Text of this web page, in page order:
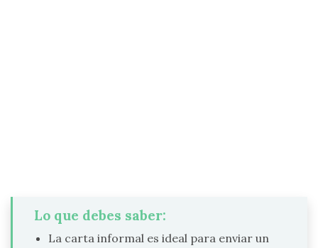
Lo que debes saber:
La carta informal es ideal para enviar un